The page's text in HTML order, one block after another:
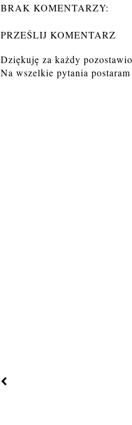
BRAK KOMENTARZY:
PRZEŚLIJ KOMENTARZ
Dziękuję za każdy
Na wszelkie pytania